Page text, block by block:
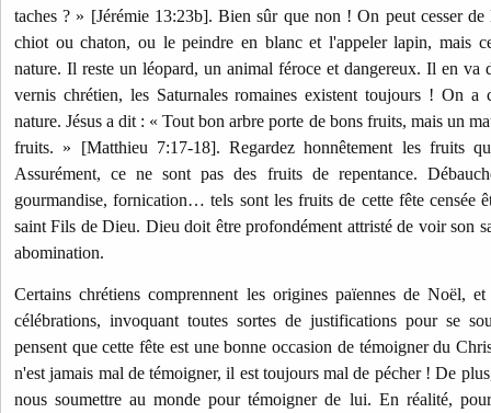
taches ? » [Jérémie 13:23b]. Bien sûr que non ! On peut cesser
chiot ou chaton, ou le peindre en blanc et l'appeler lapin, mais
nature. Il reste un léopard, un animal féroce et dangereux. Il en va
vernis chrétien, les Saturnales romaines existent toujours ! On a
nature. Jésus a dit : « Tout bon arbre porte de bons fruits, mais un
fruits. » [Matthieu 7:17-18]. Regardez honnêtement les fruits
Assurément, ce ne sont pas des fruits de repentance.
gourmandise, fornication… tels sont les fruits de cette fête censée
saint Fils de Dieu. Dieu doit être profondément attristé de voir son
abomination.
Certains chrétiens comprennent les origines païennes de Noël,
célébrations, invoquant toutes sortes de justifications pour se
pensent que cette fête est une bonne occasion de témoigner du
n'est jamais mal de témoigner, il est toujours mal de pécher ! De
nous soumettre au monde pour témoigner de lui. En réalité,